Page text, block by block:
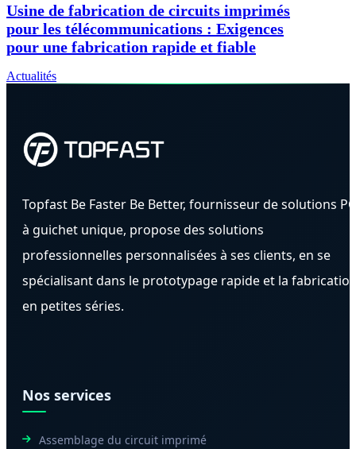
Usine de fabrication de circuits imprimés
pour les télécommunications : Exigences
pour une fabrication rapide et fiable
Actualités
Topfast Be Faster Be Better, fournisseur de solutions
à guichet unique, propose des solutions
professionnelles personnalisées à ses clients, en se
spécialisant dans le prototypage rapide et la
en petites séries.
Nos services
Assemblage du circuit imprimé